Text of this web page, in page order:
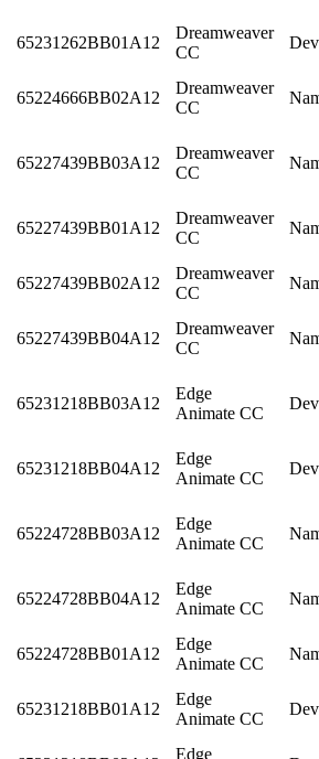
65231262BB01A12
Dreamweaver
CC
65224666BB02A12
Dreamweaver
CC
65227439BB03A12
Dreamweaver
CC
65227439BB01A12
Dreamweaver
CC
65227439BB02A12
Dreamweaver
CC
65227439BB04A12
Dreamweaver
CC
65231218BB03A12
Edge
Animate CC
65231218BB04A12
Edge
Animate CC
65224728BB03A12
Edge
Animate CC
65224728BB04A12
Edge
Animate CC
65224728BB01A12
Edge
Animate CC
65231218BB01A12
Edge
Animate CC
Edge